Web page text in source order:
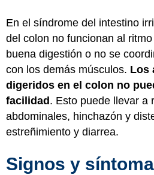
En el síndrome del intestino
del colon no funcionan al
buena digestión o no se
con los demás músculos. Los
digeridos en el colon no
facilidad. Esto puede llevar a
abdominales, hinchazón y
estreñimiento y diarrea.
Signos y